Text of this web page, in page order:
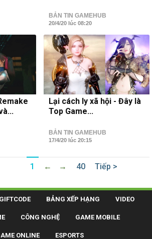
BẢN TIN GAMEHUB
20/4/20 lúc 08:20
Lại cách ly xã hội - Đây là
Top Game...
BẢN TIN GAMEHUB
17/4/20 lúc 20:15
1 ← → 40 Tiếp >
GIFTCODE BẢNG XẾP HẠNG VIDEO
CÔNG NGHỆ GAME MOBILE
ONLINE ESPORTS